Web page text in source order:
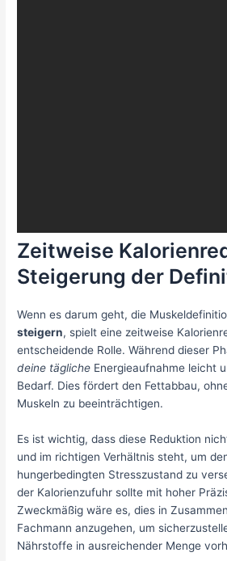
Zeitweise
Steigerung der
Wenn es darum geht, die
steigern, spielt eine zeitweise
entscheidende Rolle. Während dieser
deine tägliche Energieaufnahme leicht
Bedarf. Dies fördert den Fettabbau,
Muskeln zu beeinträchtigen.
Es ist wichtig, dass diese Reduktion
und im richtigen Verhältnis steht, um
hungerbedingten Stresszustand zu
der Kalorienzufuhr sollte mit hoher
Zweckmäßig wäre es, dies in
Fachmann anzugehen, um
Nährstoffe in ausreichender Menge